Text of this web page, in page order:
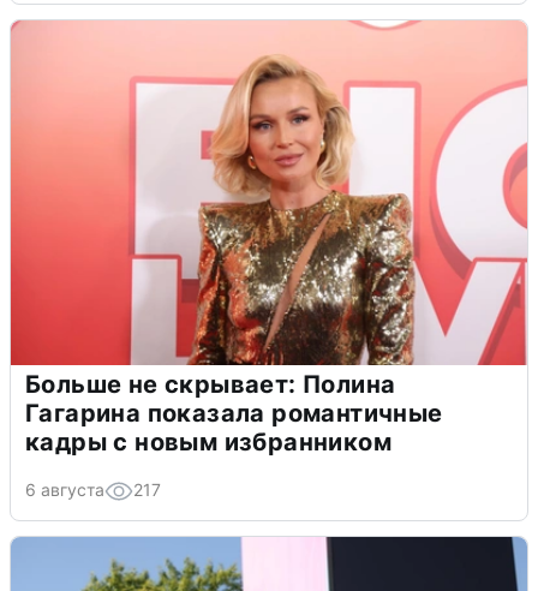
Больше не скрывает: Полина
Гагарина показала романтичные
кадры с новым избранником
6 августа 217